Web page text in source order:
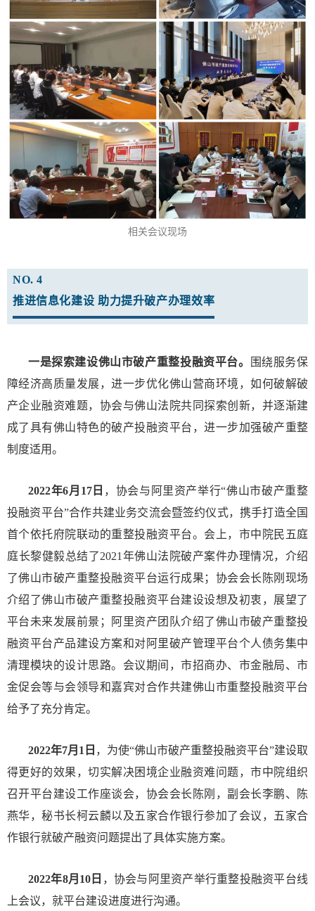
相关会议现场
NO. 4
推进信息化建设 助力提升破产办理效率
一是探索建设佛山市破产重整投融资平台。
围绕服务保
障经济高质量发展，进一步优化佛山营商环境，如何破解破
产企业融资难题，协会与佛山法院共同探索创新，并逐渐建
成了具有佛山特色的破产投融资平台，进一步加强破产重整
制度适用。
2022年6月17日 ，协会与阿里资产举行“佛山市破产重整
投融资平台”合作共建业务交流会暨签约仪式，携手打造全国
首个依托府院联动的重整投融资平台。会上，市中院民五庭
庭长黎健毅总结了2021年佛山法院破产案件办理情况，介绍
了佛山市破产重整投融资平台运行成果；协会会长陈刚现场
介绍了佛山市破产重整投融资平台建设设想及初衷，展望了
平台未来发展前景；阿里资产团队介绍了佛山市破产重整投
融资平台产品建设方案和对阿里破产管理平台个人债务集中
清理模块的设计思路。会议期间，市招商办、市金融局、市
金促会等与会领导和嘉宾对合作共建佛山市重整投融资平台
给予了充分肯定。
2022年7月1日 ，为使“佛山市破产重整投融资平台”建设取
得更好的效果，切实解决困境企业融资难问题，市中院组织
召开平台建设工作座谈会，协会会长陈刚，副会长李鹏、陈
燕华，秘书长柯云麟以及五家合作银行参加了会议，五家合
作银行就破产融资问题提出了具体实施方案。
2022年8月10日 ，协会与阿里资产举行重整投融资平台线
上会议，就平台建设进度进行沟通。